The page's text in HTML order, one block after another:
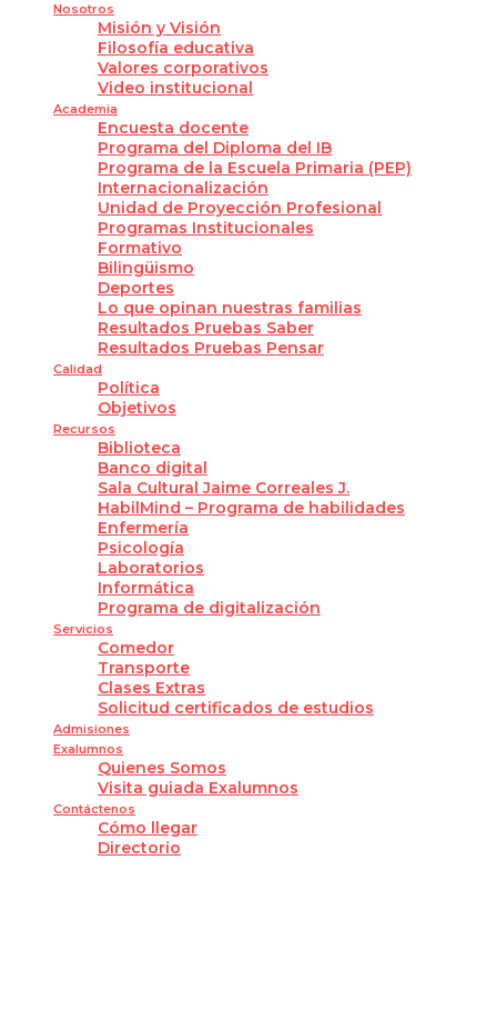
Nosotros
Misión y Visión
Filosofía educativa
Valores corporativos
Video institucional
Academia
Encuesta docente
Programa del Diploma del IB
Programa de la Escuela Primaria (PEP)
Internacionalización
Unidad de Proyección Profesional
Programas Institucionales
Formativo
Bilingüismo
Deportes
Lo que opinan nuestras familias
Resultados Pruebas Saber
Resultados Pruebas Pensar
Calidad
Política
Objetivos
Recursos
Biblioteca
Banco digital
Sala Cultural Jaime Correales J.
HabilMind – Programa de habilidades
Enfermería
Psicología
Laboratorios
Informática
Programa de digitalización
Servicios
Comedor
Transporte
Clases Extras
Solicitud certificados de estudios
Admisiones
Exalumnos
Quienes Somos
Visita guiada Exalumnos
Contáctenos
Cómo llegar
Directorio